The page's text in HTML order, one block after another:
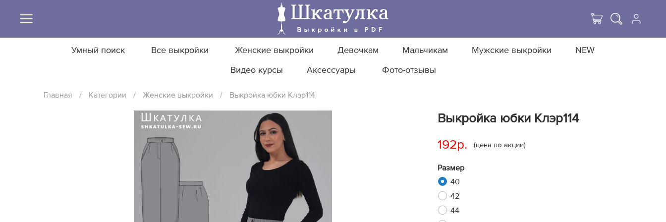
Умный поиск Все выкройки Женские выкройки Девочкам Мальчикам Мужские выкройки NEW
Видео курсы Аксессуары Фото-отзывы
Главная / Категории / Женские выкройки / Выкройка юбки Клэр114
Выкройка юбки Клэр114
192р. (цена по акции)
Размер
40
42
44